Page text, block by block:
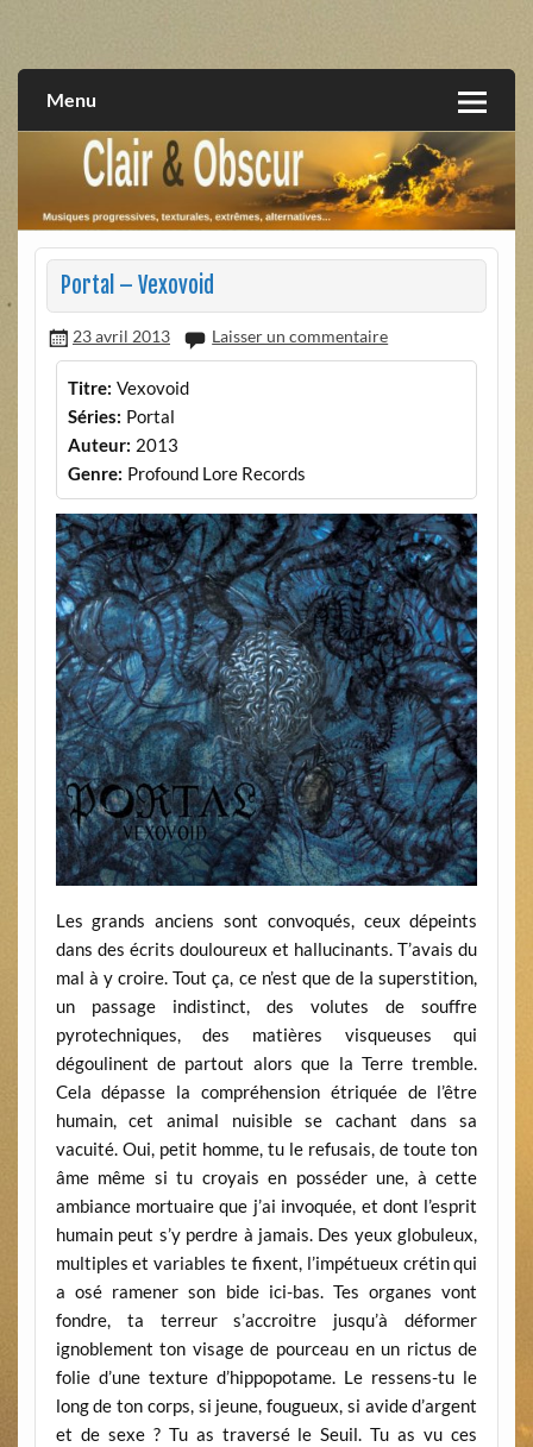
extrêmes, alternatives, texturales
Menu
Portal – Vexovoid
23 avril 2013 Laisser un commentaire
Titre: Vexovoid
Séries: Portal
Auteur: 2013
Genre: Profound Lore Records
Les grands anciens sont convoqués, ceux dépeints
dans des écrits douloureux et hallucinants. T’avais du
mal à y croire. Tout ça, ce n’est que de la superstition,
un passage indistinct, des volutes de souffre
pyrotechniques, des matières visqueuses qui
dégoulinent de partout alors que la Terre tremble.
Cela dépasse la compréhension étriquée de l’être
humain, cet animal nuisible se cachant dans sa
vacuité. Oui, petit homme, tu le refusais, de toute ton
âme même si tu croyais en posséder une, à cette
ambiance mortuaire que j’ai invoquée, et dont l’esprit
humain peut s’y perdre à jamais. Des yeux globuleux,
multiples et variables te fixent, l’impétueux crétin qui
a osé ramener son bide ici-bas. Tes organes vont
fondre, ta terreur s’accroitre jusqu’à déformer
ignoblement ton visage de pourceau en un rictus de
folie d’une texture d’hippopotame. Le ressens-tu le
long de ton corps, si jeune, fougueux, si avide d’argent
et de sexe ? Tu as traversé le Seuil. Tu as vu ces